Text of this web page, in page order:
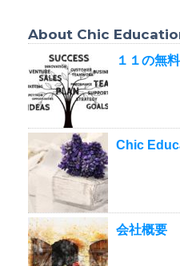
About Chic
１１の無
Chic
会社概要